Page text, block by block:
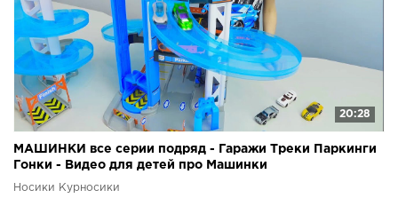
20:28
МАШИНКИ все серии подряд - Гаражи Треки Паркинги
Гонки - Видео для детей про Машинки
Носики Курносики